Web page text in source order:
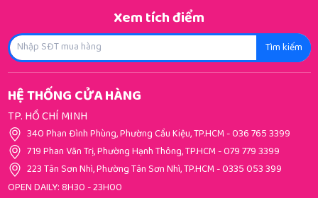
Xem tích điểm
Tìm kiếm
HỆ THỐNG CỬA HÀNG
TP. HỒ CHÍ MINH
340 Phan Đình Phùng, Phường Cầu Kiệu, TP.HCM-036 765 3399
719 Phan Văn Trị, Phường Hạnh Thông, TP.HCM-079 779 3399
223 Tân Sơn Nhì, Phường Tân Sơn Nhì, TP.HCM-0335 053 399
OPEN DAILY: 8H30 - 23H00